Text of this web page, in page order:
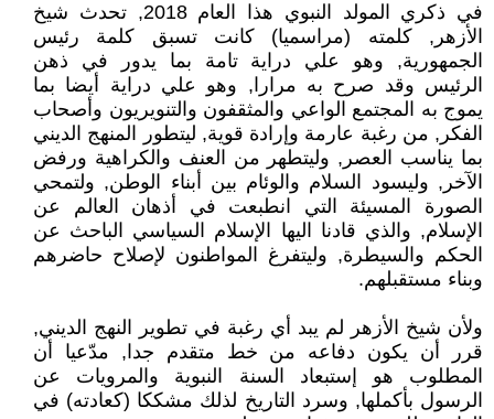
في ذكري المولد النبوي هذا العام 2018, تحدث شيخ
الأزهر, كلمته (مراسميا) كانت تسبق كلمة رئيس
الجمهورية, وهو علي دراية تامة بما يدور في ذهن
الرئيس وقد صرح به مرارا, وهو علي دراية أيضا بما
يموج به المجتمع الواعي والمثقفون والتنويريون وأصحاب
الفكر, من رغبة عارمة وإرادة قوية, ليتطور المنهج الديني
بما يناسب العصر, وليتطهر من العنف والكراهية ورفض
الآخر, وليسود السلام والوئام بين أبناء الوطن, ولتمحي
الصورة المسيئة التي انطبعت في أذهان العالم عن
الإسلام, والذي قادنا اليها الإسلام السياسي الباحث عن
الحكم والسيطرة, وليتفرغ المواطنون لإصلاح حاضرهم
وبناء مستقبلهم.
ولأن شيخ الأزهر لم يبد أي رغبة في تطوير النهج الديني,
قرر أن يكون دفاعه من خط متقدم جدا, مدّعيا أن
المطلوب هو إستبعاد السنة النبوية والمرويات عن
الرسول بأكملها, وسرد التاريخ لذلك مشككا (كعادته) في